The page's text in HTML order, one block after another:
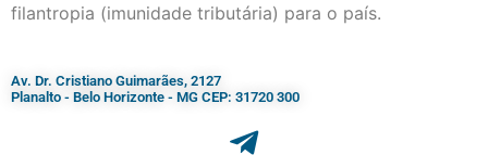
filantropia (imunidade tributária) para o país.
Av. Dr. Cristiano Guimarães, 2127
Planalto - Belo Horizonte - MG CEP: 31720 300